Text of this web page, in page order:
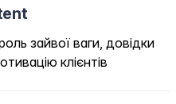
зайвої ваги, довідки
клієнтів